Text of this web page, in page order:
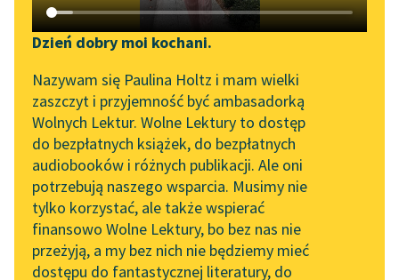
Katalog DAISY
Podkasty o książkach
Zgłoś brak utworu
Aktualności
„Prokurator Alicja Horn”
do słuchania
Byliśmy częścią AI Impact
Lab
Zapraszamy na spotkanie
online z tłumaczkami
literatury skandynawskiej
Narzędzia
Mapa Wolnych Lektur
Leśmianator
Przewodnik dla piszących i
czytających
API
Dzień dobry moi kochani.
Nazywam się Paulina Holtz i mam wielki
zaszczyt i przyjemność być ambasadorką
Wolnych Lektur. Wolne Lektury to dostęp
do bezpłatnych książek, do bezpłatnych
audiobooków i różnych publikacji. Ale oni
potrzebują naszego wsparcia. Musimy nie
tylko korzystać, ale także wspierać
finansowo Wolne Lektury, bo bez nas nie
przeżyją, a my bez nich nie będziemy mieć
dostępu do fantastycznej literatury, do
pobierz książkę